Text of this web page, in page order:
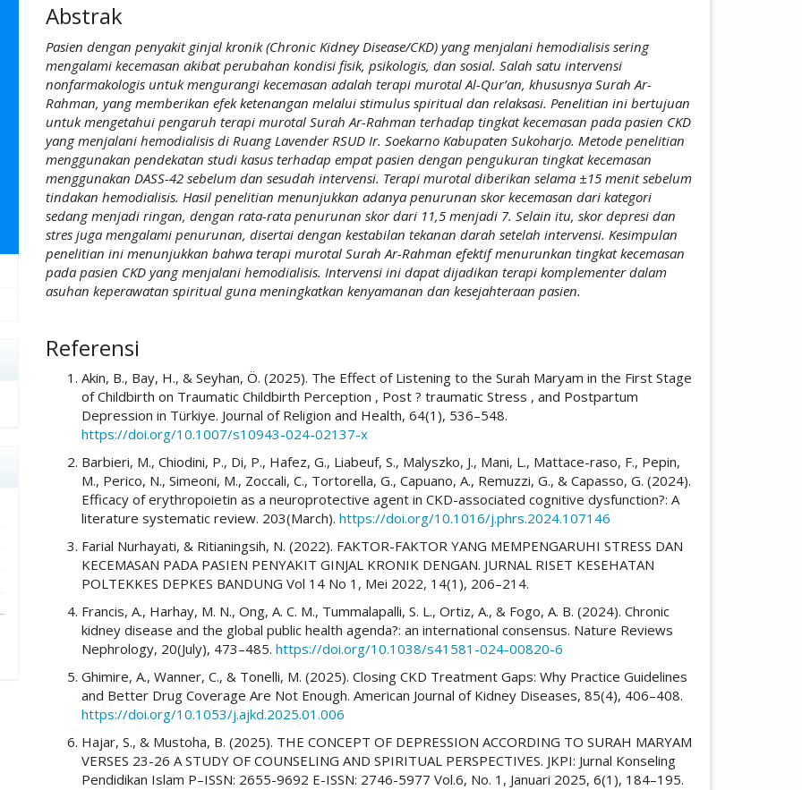
Abstrak
Pasien dengan penyakit ginjal kronik (Chronic Kidney Disease/CKD) yang menjalani hemodialisis sering
mengalami kecemasan akibat perubahan kondisi fisik, psikologis, dan sosial. Salah satu intervensi
nonfarmakologis untuk mengurangi kecemasan adalah terapi murotal Al-Qur’an, khususnya Surah Ar-
Rahman, yang memberikan efek ketenangan melalui stimulus spiritual dan relaksasi. Penelitian ini bertujuan
untuk mengetahui pengaruh terapi murotal Surah Ar-Rahman terhadap tingkat kecemasan pada pasien CKD
yang menjalani hemodialisis di Ruang Lavender RSUD Ir. Soekarno Kabupaten Sukoharjo. Metode penelitian
menggunakan pendekatan studi kasus terhadap empat pasien dengan pengukuran tingkat kecemasan
menggunakan DASS-42 sebelum dan sesudah intervensi. Terapi murotal diberikan selama ±15 menit sebelum
tindakan hemodialisis. Hasil penelitian menunjukkan adanya penurunan skor kecemasan dari kategori
sedang menjadi ringan, dengan rata-rata penurunan skor dari 11,5 menjadi 7. Selain itu, skor depresi dan
stres juga mengalami penurunan, disertai dengan kestabilan tekanan darah setelah intervensi. Kesimpulan
penelitian ini menunjukkan bahwa terapi murotal Surah Ar-Rahman efektif menurunkan tingkat kecemasan
pada pasien CKD yang menjalani hemodialisis. Intervensi ini dapat dijadikan terapi komplementer dalam
asuhan keperawatan spiritual guna meningkatkan kenyamanan dan kesejahteraan pasien.
##plugins.themes.academic_pro.article.details##
Referensi
Akin, B., Bay, H., & Seyhan, Ö. (2025). The Effect of Listening to the Surah Maryam in the First Stage
of Childbirth on Traumatic Childbirth Perception , Post ? traumatic Stress , and Postpartum
Depression in Türkiye. Journal of Religion and Health, 64(1), 536–548.
https://doi.org/10.1007/s10943-024-02137-x
Barbieri, M., Chiodini, P., Di, P., Hafez, G., Liabeuf, S., Malyszko, J., Mani, L., Mattace-raso, F., Pepin,
M., Perico, N., Simeoni, M., Zoccali, C., Tortorella, G., Capuano, A., Remuzzi, G., & Capasso, G. (2024).
Efficacy of erythropoietin as a neuroprotective agent in CKD-associated cognitive dysfunction?: A
literature systematic review. 203(March). https://doi.org/10.1016/j.phrs.2024.107146
Farial Nurhayati, & Ritianingsih, N. (2022). FAKTOR-FAKTOR YANG MEMPENGARUHI STRESS DAN
KECEMASAN PADA PASIEN PENYAKIT GINJAL KRONIK DENGAN. JURNAL RISET KESEHATAN
POLTEKKES DEPKES BANDUNG Vol 14 No 1, Mei 2022, 14(1), 206–214.
Francis, A., Harhay, M. N., Ong, A. C. M., Tummalapalli, S. L., Ortiz, A., & Fogo, A. B. (2024). Chronic
kidney disease and the global public health agenda?: an international consensus. Nature Reviews
Nephrology, 20(July), 473–485. https://doi.org/10.1038/s41581-024-00820-6
Ghimire, A., Wanner, C., & Tonelli, M. (2025). Closing CKD Treatment Gaps: Why Practice Guidelines
and Better Drug Coverage Are Not Enough. American Journal of Kidney Diseases, 85(4), 406–408.
https://doi.org/10.1053/j.ajkd.2025.01.006
Hajar, S., & Mustoha, B. (2025). THE CONCEPT OF DEPRESSION ACCORDING TO SURAH MARYAM
VERSES 23-26 A STUDY OF COUNSELING AND SPIRITUAL PERSPECTIVES. JKPI: Jurnal Konseling
Pendidikan Islam P–ISSN: 2655-9692 E-ISSN: 2746-5977 Vol.6, No. 1, Januari 2025, 6(1), 184–195.